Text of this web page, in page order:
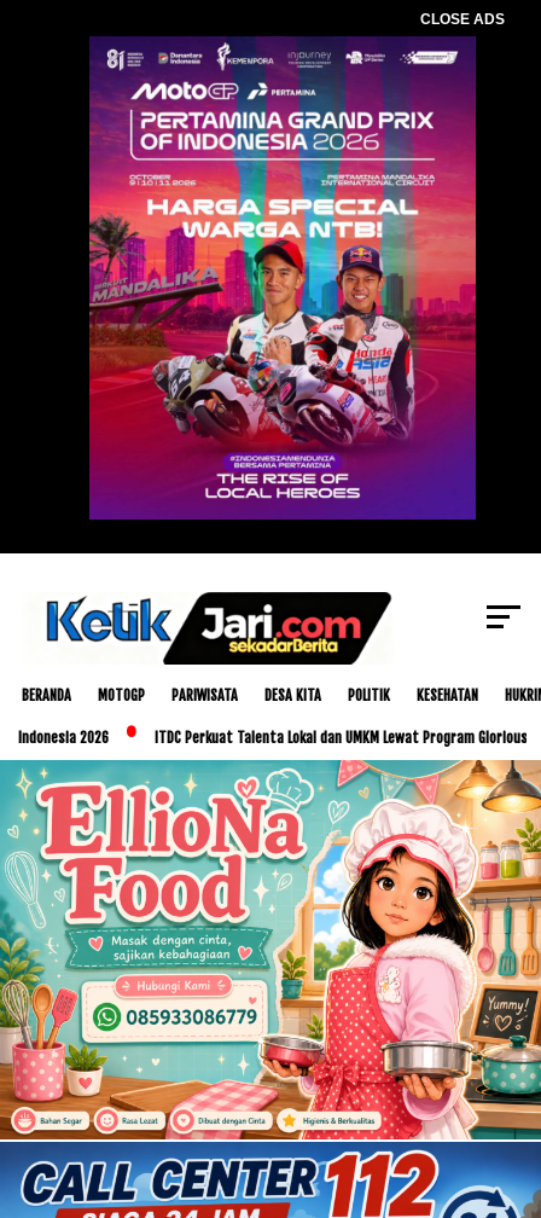
CLOSE ADS
BERANDA MOTOGP PARIWISATA DESA KITA POLITIK KESEHATAN
2026 ITDC Perkuat Talenta Lokal dan UMKM Lewat Program Glorious Golo Mori